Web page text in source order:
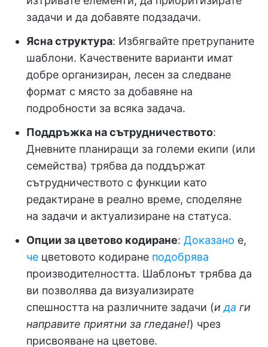
задачи и да добавяте подзадачи.
Ясна структура: Избягвайте претрупаните
шаблони. Качествените варианти имат
добре организиран, лесен за следване
формат с място за добавяне на
подробности за всяка задача.
Поддръжка на сътрудничеството:
Дневните планиращи за големи екипи (или
семейства) трябва да поддържат
сътрудничеството с функции като
редактиране в реално време, споделяне
на задачи и актуализиране на статуса.
Опции за цветово кодиране: Доказано е,
че цветовото кодиране подобрява
производителността. Шаблонът трябва да
ви позволява да визуализирате
спешността на различните задачи (ида ги
направите приятни за гледане!) чрез
присвояване на цветове.